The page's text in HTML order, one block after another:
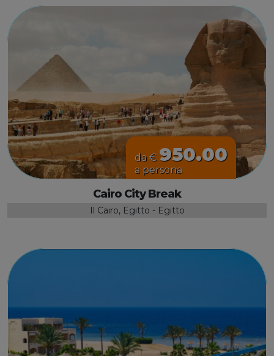
da € 950.00
a persona
Cairo City Break
Il Cairo, Egitto - Egitto